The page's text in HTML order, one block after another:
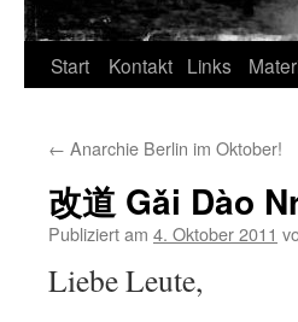
Zum
springen
Start Kontakt Links
← Anarchie Berlin im Oktober!
改道 Gǎi Dào
Publiziert am 4. Oktober 2011
Liebe Leute,